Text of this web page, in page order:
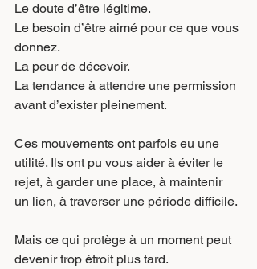
Le doute d’être légitime.
Le besoin d’être aimé pour ce que vous
donnez.
La peur de décevoir.
La tendance à attendre une permission
avant d’exister pleinement.
Ces mouvements ont parfois eu une
utilité. Ils ont pu vous aider à éviter le
rejet, à garder une place, à maintenir
un lien, à traverser une période difficile.
Mais ce qui protège à un moment peut
devenir trop étroit plus tard.